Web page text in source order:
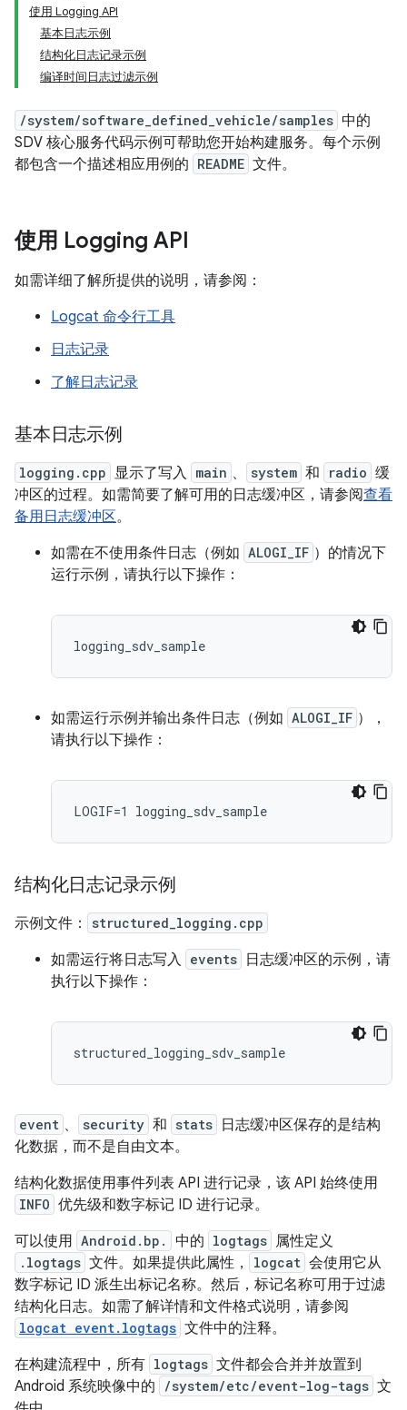
使用 Logging API
基本日志示例
结构化日志记录示例
编译时间日志过滤示例
/system/software_defined_vehicle/samples 中的
SDV 核心服务代码示例可帮助您开始构建服务。每个示例
都包含一个描述相应用例的 README 文件。
使用 Logging API
如需详细了解所提供的说明，请参阅：
Logcat 命令行工具
日志记录
了解日志记录
基本日志示例
logging.cpp 显示了写入 main 、 system 和 radio 缓
冲区的过程。如需简要了解可用的日志缓冲区，请参阅查看
备用日志缓冲区。
如需在不使用条件日志（例如 ALOGI_IF ）的情况下
运行示例，请执行以下操作：
如需运行示例并输出条件日志（例如 ALOGI_IF ），
请执行以下操作：
结构化日志记录示例
示例文件： structured_logging.cpp
如需运行将日志写入 events
日志缓冲区的示例，请
执行以下操作：
event 、 security 和 stats
日志缓冲区保存的是结构
化数据，而不是自由文本。
结构化数据使用事件列表 API 进行记录，该 API 始终使用
INFO 优先级和数字标记 ID 进行记录。
可以使用 Android.bp. 中的 logtags 属性定义
.logtags 文件。如果提供此属性， logcat 会使用它从
数字标记 ID 派生出标记名称。然后，标记名称可用于过滤
结构化日志。如需了解详情和文件格式说明，请参阅
logcat event.logtags 文件中的注释。
在构建流程中，所有 logtags 文件都会合并并放置到
Android 系统映像中的
/system/etc/event-log-tags 文